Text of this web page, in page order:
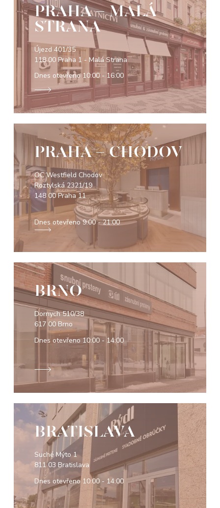
PRAHA - MALÁ
STRANA
Újezd 401/35
118 00 Praha 1 - Malá Strana
Dnes otevřeno10:00 - 16:00
PRAHA - CHODOV
OC Westfield Chodov
Roztylská 2321/19
148 00 Praha 11
Dnes otevřeno9:00 - 21:00
BRNO
Dornych 510/38
617 00 Brno
Dnes otevřeno10:00 - 14:00
BRATISLAVA
Suché Mýto 1
811 03 Bratislava
Dnes otevřeno 10:00 - 14:00